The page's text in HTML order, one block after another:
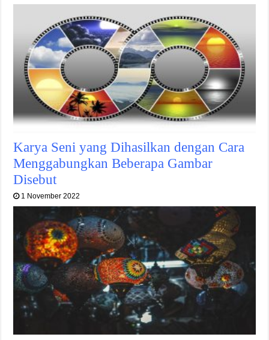
Karya Seni yang Dihasilkan dengan Cara
Menggabungkan Beberapa Gambar
Disebut
1 November 2022